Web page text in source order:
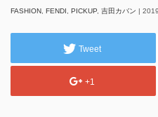
FASHION FENDI PICKUP 吉田カバン |
Tweet
+1